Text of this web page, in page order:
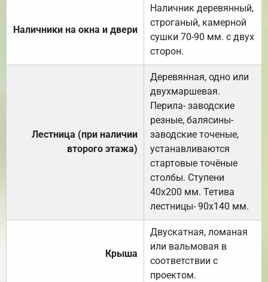
Наличники на окна и двери
Наличник деревянный,
строганый, камерной
сушки 70-90 мм. с двух
сторон.
Лестница (при наличии
второго этажа)
Деревянная, одно или
двухмаршевая.
Перила- заводские
резные, балясины-
заводские точеные,
устанавливаются
стартовые точёные
столбы. Ступени
40х200 мм. Тетива
лестницы- 90х140 мм.
Крыша
Двускатная, ломаная
или вальмовая в
соответствии с
проектом.